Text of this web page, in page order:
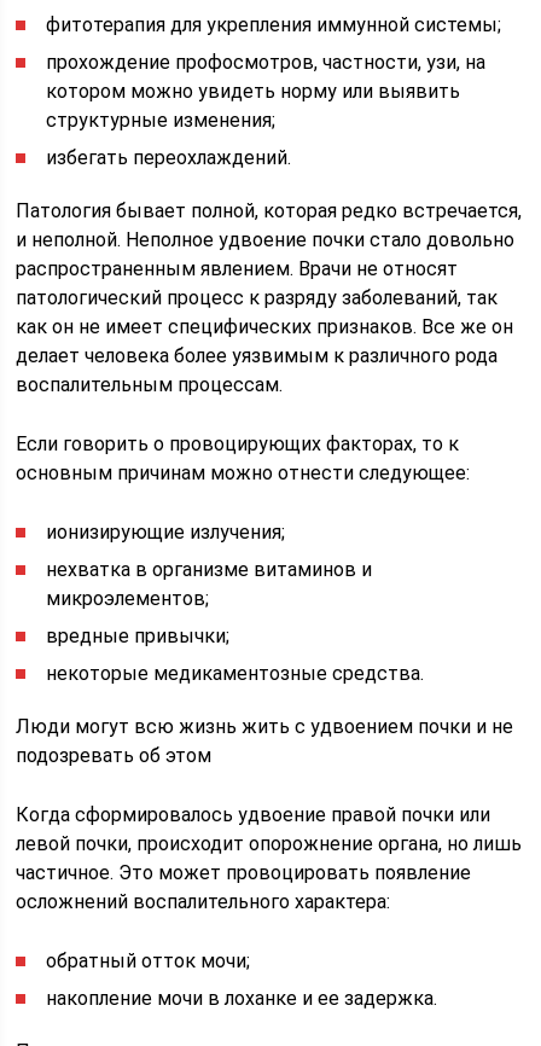
фитотерапия для укрепления иммунной системы;
прохождение профосмотров, частности, узи, на
котором можно увидеть норму или выявить
структурные изменения;
избегать переохлаждений.
Патология бывает полной, которая редко встречается,
и неполной. Неполное удвоение почки стало довольно
распространенным явлением. Врачи не относят
патологический процесс к разряду заболеваний, так
как он не имеет специфических признаков. Все же он
делает человека более уязвимым к различного рода
воспалительным процессам.
Если говорить о провоцирующих факторах, то к
основным причинам можно отнести следующее:
ионизирующие излучения;
нехватка в организме витаминов и
микроэлементов;
вредные привычки;
некоторые медикаментозные средства.
Люди могут всю жизнь жить с удвоением почки и не
подозревать об этом
Когда сформировалось удвоение правой почки или
левой почки, происходит опорожнение органа, но лишь
частичное. Это может провоцировать появление
осложнений воспалительного характера:
обратный отток мочи;
накопление мочи в лоханке и ее задержка.